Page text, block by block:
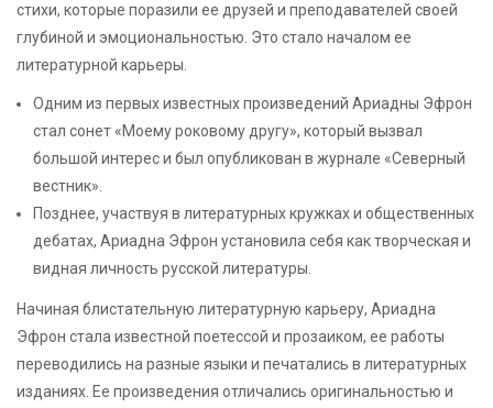
стихи, которые поразили ее друзей и преподавателей своей
глубиной и эмоциональностью. Это стало началом ее
литературной карьеры.
Одним из первых известных произведений Ариадны Эфрон
стал сонет «Моему роковому другу», который вызвал
большой интерес и был опубликован в журнале «Северный
вестник».
Позднее, участвуя в литературных кружках и общественных
дебатах, Ариадна Эфрон установила себя как творческая и
видная личность русской литературы.
Начиная блистательную литературную карьеру, Ариадна
Эфрон стала известной поетессой и прозаиком, ее работы
переводились на разные языки и печатались в литературных
изданиях. Ее произведения отличались оригинальностью и